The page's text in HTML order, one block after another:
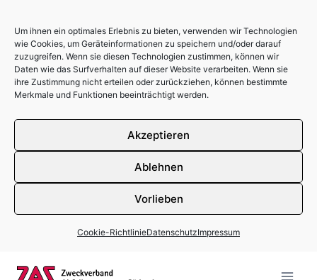
Um ihnen ein optimales Erlebnis zu bieten, verwenden wir Technologien
wie Cookies, um Geräteinformationen zu speichern und/oder darauf
zuzugreifen. Wenn sie diesen Technologien zustimmen, können wir
Daten wie das Surfverhalten auf dieser Website verarbeiten. Wenn sie
ihre Zustimmung nicht erteilen oder zurückziehen, können bestimmte
Merkmale und Funktionen beeinträchtigt werden.
Akzeptieren
Ablehnen
Vorlieben
Cookie-RichtlinieDatenschutzImpressum